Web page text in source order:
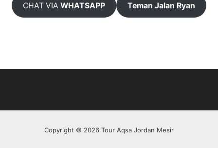
CHAT VIAWHATSAPP Teman Jalan Ryan
Copyright © 2026 Tour Aqsa Jordan Mesir